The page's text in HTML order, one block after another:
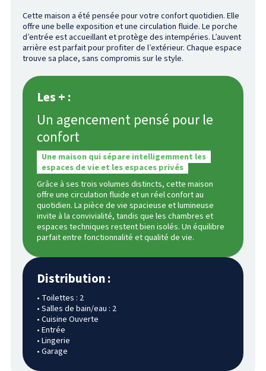
Cette maison a été pensée pour votre confort quotidien. Elle
offre une belle exposition et une circulation fluide. Le porche
d’entrée est accueillant et protège des intempéries. L’auvent
arrière est parfait pour profiter de l’extérieur. Chaque espace
trouve sa place, sans compromis sur le style.
Les + :
Un agencement pensé pour le
confort
Une maison qui sépare intelligemment les
espaces de vie et les espaces privés
Grâce à ses trois volumes distincts, cette maison
offre une circulation fluide et un réel confort au
quotidien. La pièce de vie spacieuse et lumineuse
invite à la convivialité, tandis que les chambres et
espaces techniques restent bien isolés. Un équilibre
parfait entre fonctionnalité et qualité de vie.
Distribution :
• Toilettes : 2
• Salles de bain/eau : 2
• Cuisine Ouverte
• Entrée
• Lingerie
• Garage